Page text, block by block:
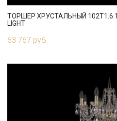
ТОРШЕР ХРУСТАЛЬНЫЙ
LIGHT
63 767 руб.